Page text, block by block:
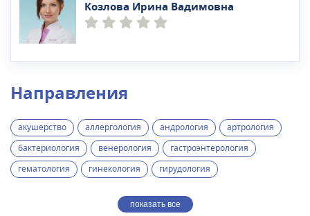
Козлова Ирина Вадимовна
Направления
акушерство аллергология андрология
артрология
бактериология
венерология
гастроэнтерология
гематология
гинекология гирудология
показать все